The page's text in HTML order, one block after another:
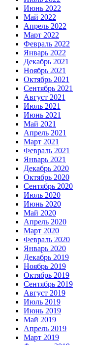
Июнь 2022
Май 2022
Апрель 2022
Март 2022
Февраль 2022
Январь 2022
Декабрь 2021
Ноябрь 2021
Октябрь 2021
Сентябрь 2021
Август 2021
Июль 2021
Июнь 2021
Май 2021
Апрель 2021
Март 2021
Февраль 2021
Январь 2021
Декабрь 2020
Октябрь 2020
Сентябрь 2020
Июль 2020
Июнь 2020
Май 2020
Апрель 2020
Март 2020
Февраль 2020
Январь 2020
Декабрь 2019
Ноябрь 2019
Октябрь 2019
Сентябрь 2019
Август 2019
Июль 2019
Июнь 2019
Май 2019
Апрель 2019
Март 2019